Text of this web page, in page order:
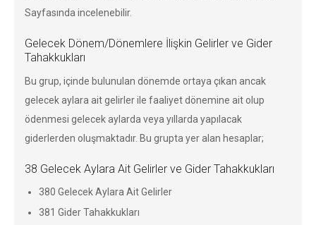
Sayfasında incelenebilir.
Gelecek Dönem/Dönemlere İlişkin Gelirler ve Gider
Tahakkukları
Bu grup, içinde bulunulan dönemde ortaya çıkan ancak
gelecek aylara ait gelirler ile faaliyet dönemine ait olup
ödenmesi gelecek aylarda veya yıllarda yapılacak
giderlerden oluşmaktadır. Bu grupta yer alan hesaplar;
38 Gelecek Aylara Ait Gelirler ve Gider Tahakkukları
380 Gelecek Aylara Ait Gelirler
381 Gider Tahakkukları